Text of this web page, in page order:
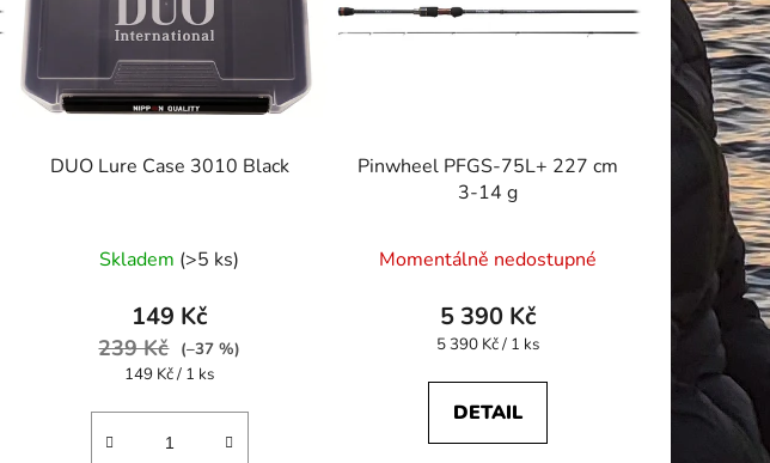
DUO Lure Case 3010 Black
Skladem (>5 ks)
149 Kč
239 Kč (–37 %)
Měrná
149 Kč / 1 ks
Pinwheel PFGS-75L+ 227 cm
3-14 g
hodnocení
produktu
je
z
Momentálně nedostupné
5 390 Kč
Měrná
5 390 Kč / 1 ks
DETAIL